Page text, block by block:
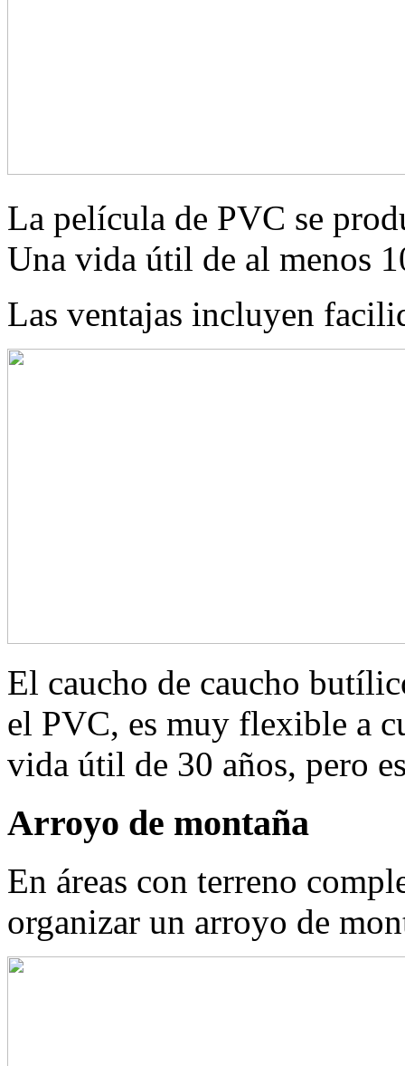
La película de PVC se
Una vida útil de al menos
Las ventajas incluyen
El caucho de caucho
el PVC, es muy flexible a
vida útil de 30 años, pero
Arroyo de montaña
En áreas con terreno
organizar un arroyo de